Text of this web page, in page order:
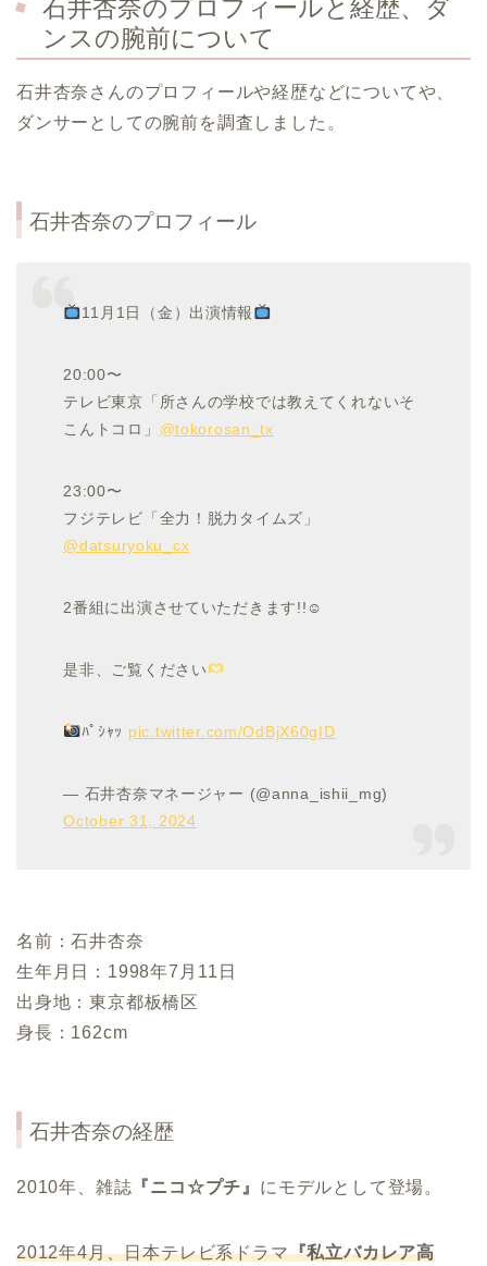
石井杏奈のプロフィールと経歴、ダ
ンスの腕前について
石井杏奈さんのプロフィールや経歴などについてや、
ダンサーとしての腕前を調査しました。
石井杏奈のプロフィール
11月1日（金）出演情報
20:00〜
テレビ東京「所さんの学校では教えてくれないそ
こんトコロ」 @tokorosan_tx
23:00〜
フジテレビ「全力！脱力タイムズ」
@datsuryoku_cx
2番組に出演させていただきます!!☺︎
是非、ご覧ください
ﾊﾟｼｬｯ pic.twitter.com/OdBjX60gID
— 石井杏奈マネージャー (@anna_ishii_mg)
October 31, 2024
名前：石井杏奈
生年月日：1998年7月11日
出身地：東京都板橋区
身長：162cm
石井杏奈の経歴
2010年、雑誌 『ニコ☆プチ』 にモデルとして登場。
2012年4月、日本テレビ系ドラマ『私立バカレア高